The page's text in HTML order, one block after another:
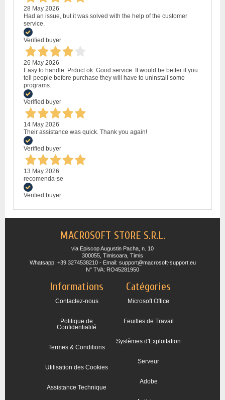
28 May 2026
Had an issue, but it was solved with the help of the customer
service.
Verified buyer
26 May 2026
Easy to handle. Prduct ok. Good service. It would be better if you
tell people before purchase they will have to uninstall some
programs.
Verified buyer
14 May 2026
Their assistance was quick. Thank you again!
Verified buyer
13 May 2026
recomenda-se
Verified buyer
MACROSOFT STORE S.R.L.
via Episcop Augustin Pacha, n. 10
300055, Timisoara, Timis
Whatsapp: +39 3274538210 - Email: support@macrosoft-support.eu
N° TVA: RO45281950
Informations
Contactez-nous
Politique de
Confidentialité
Termes & Conditions
Utilisation des Cookies
Assistance Technique
Catégories
Microsoft Office
Feuilles de Travail
Systèmes d'Exploitation
Serveur
Adobe